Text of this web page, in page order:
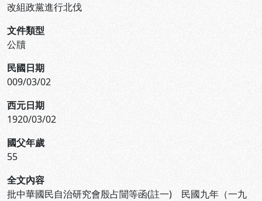
改組政黨進行北伐
文件類型
公牘
民國日期
009/03/02
西元日期
1920/03/02
國父年歲
55
全文內容
批中華國民自治研究會殷占闓等函(註一) 民國九年（一九